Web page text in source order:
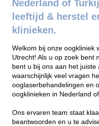
Nederland of
leeftijd & herstel
klinieken.
Welkom bij onze oogkliniek
Utrecht! Als u op zoek bent
bent u bij ons aan het
waarschijnlijk veel vragen
ooglaserbehandelingen en
oogklinieken in Nederland of
Ons ervaren team staat
beantwoorden en u te